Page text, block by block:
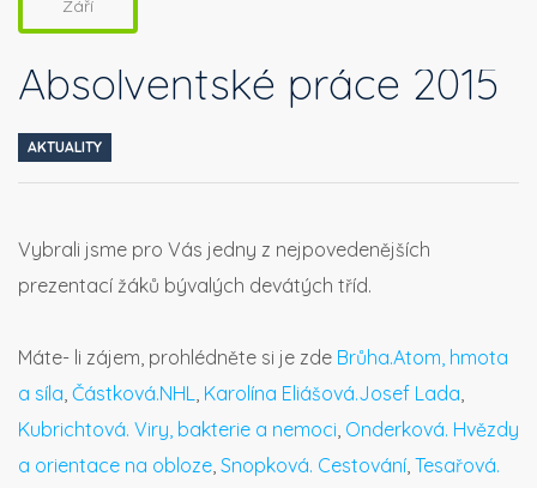
Září
Absolventské práce 2015
AKTUALITY
Vybrali jsme pro Vás jedny z nejpovedenějších
prezentací žáků bývalých devátých tříd.
Máte- li zájem, prohlédněte si je zde Brůha.Atom, hmota
a síla, Částková.NHL, Karolína Eliášová.Josef Lada,
Kubrichtová. Viry, bakterie a nemoci, Onderková. Hvězdy
a orientace na obloze, Snopková. Cestování, Tesařová.